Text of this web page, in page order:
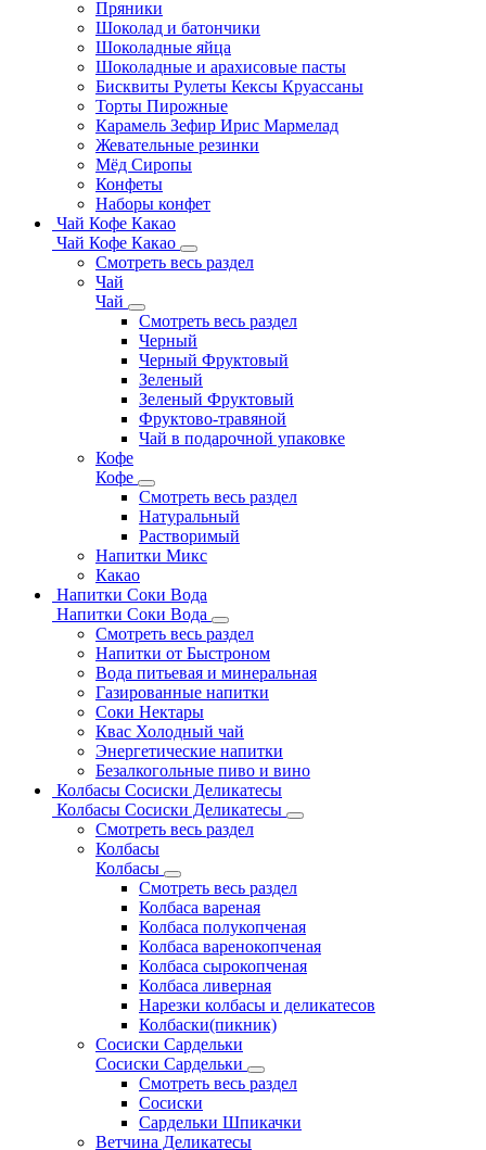
Пряники
Шоколад и батончики
Шоколадные яйца
Шоколадные и арахисовые пасты
Бисквиты Рулеты Кексы Круассаны
Торты Пирожные
Карамель Зефир Ирис Мармелад
Жевательные резинки
Мёд Сиропы
Конфеты
Наборы конфет
Чай Кофе Какао
Чай Кофе Какао
Смотреть весь раздел
Чай
Чай
Смотреть весь раздел
Черный
Черный Фруктовый
Зеленый
Зеленый Фруктовый
Фруктово-травяной
Чай в подарочной упаковке
Кофе
Кофе
Смотреть весь раздел
Натуральный
Растворимый
Напитки Микс
Какао
Напитки Соки Вода
Напитки Соки Вода
Смотреть весь раздел
Напитки от Быстроном
Вода питьевая и минеральная
Газированные напитки
Соки Нектары
Квас Холодный чай
Энергетические напитки
Безалкогольные пиво и вино
Колбасы Сосиски Деликатесы
Колбасы Сосиски Деликатесы
Смотреть весь раздел
Колбасы
Колбасы
Смотреть весь раздел
Колбаса вареная
Колбаса полукопченая
Колбаса варенокопченая
Колбаса сырокопченая
Колбаса ливерная
Нарезки колбасы и деликатесов
Колбаски(пикник)
Сосиски Сардельки
Сосиски Сардельки
Смотреть весь раздел
Сосиски
Сардельки Шпикачки
Ветчина Деликатесы